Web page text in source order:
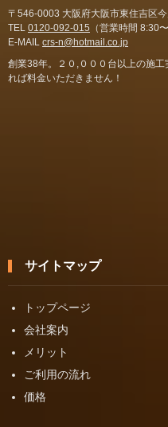
〒546-0003 大阪府大阪市東住吉区
TEL 0120-092-015 （営業時間 8:30
E-MAIL crs-n@hotmail.co.jp
創業38年。２０,０００台以上の施
れば料金いただきません！
サイトマップ
トップページ
会社案内
メリット
ご利用の流れ
価格